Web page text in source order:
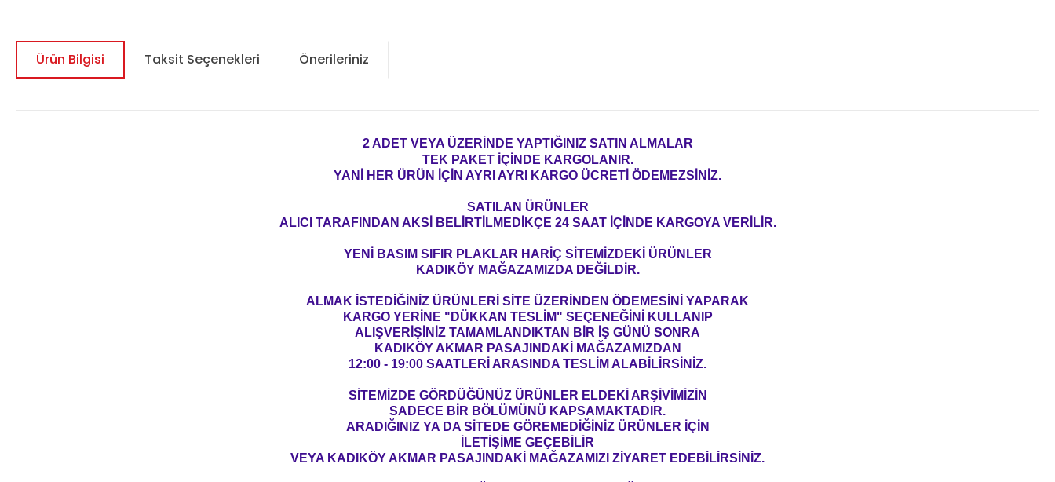
Ürün Bilgisi Taksit Seçenekleri Önerileriniz
2 ADET VEYA ÜZERİNDE YAPTIĞINIZ SATIN ALMALAR
TEK PAKET İÇİNDE KARGOLANIR.
YANİ HER ÜRÜN İÇİN AYRI AYRI KARGO ÜCRETİ ÖDEMEZSİNİZ.
SATILAN ÜRÜNLER
ALICI TARAFINDAN AKSİ BELİRTİLMEDİKÇE 24 SAAT İÇİNDE KARGOYA VERİLİR.
YENİ BASIM SIFIR PLAKLAR HARİÇ SİTEMİZDEKİ ÜRÜNLER
KADIKÖY MAĞAZAMIZDA DEĞİLDİR.
ALMAK İSTEDİĞİNİZ ÜRÜNLERİ SİTE ÜZERİNDEN ÖDEMESİNİ YAPARAK
KARGO YERİNE "DÜKKAN TESLİM" SEÇENEĞİNİ KULLANIP
ALIŞVERİŞİNİZ TAMAMLANDIKTAN BİR İŞ GÜNÜ SONRA
KADIKÖY AKMAR PASAJINDAKİ MAĞAZAMIZDAN
12:00 - 19:00 SAATLERİ ARASINDA TESLİM ALABİLİRSİNİZ.
SİTEMİZDE GÖRDÜĞÜNÜZ ÜRÜNLER ELDEKİ ARŞİVİMİZİN
SADECE BİR BÖLÜMÜNÜ KAPSAMAKTADIR.
ARADIĞINIZ YA DA SİTEDE GÖREMEDİĞİNİZ ÜRÜNLER İÇİN
İLETİŞİME GEÇEBİLİR
VEYA KADIKÖY AKMAR PASAJINDAKİ MAĞAZAMIZI ZİYARET EDEBİLİRSİNİZ.